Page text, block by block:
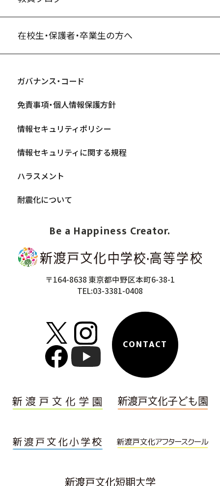
Be a Happiness Creator.
〒164-8638 東京都中野区本町6-38-1
TEL:03-3381-0408
CONTACT
在校生・保護者・卒業生の方へ
ガバナンス・コード
免責事項・個人情報保護方針
情報セキュリティポリシー
情報セキュリティに関する規程
ハラスメント
耐震化について